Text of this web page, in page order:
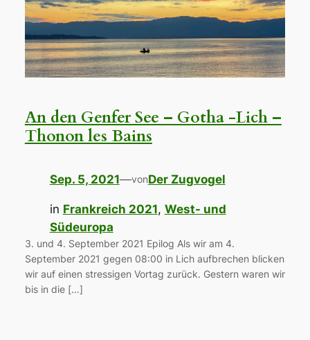
An den Genfer See – Gotha -Lich –
Thonon les Bains
Sep. 5, 2021—vonDer Zugvogel
in Frankreich 2021, West- und
Südeuropa
3. und 4. September 2021 Epilog Als wir am 4.
September 2021 gegen 08:00 in Lich aufbrechen blicken
wir auf einen stressigen Vortag zurück. Gestern waren wir
bis in die […]